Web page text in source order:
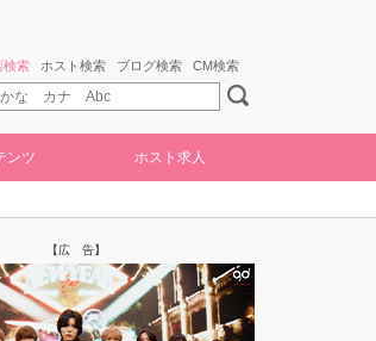
検索 ホスト検索 ブログ検索 CM検索
ンツ ホスト求人
【広 告】